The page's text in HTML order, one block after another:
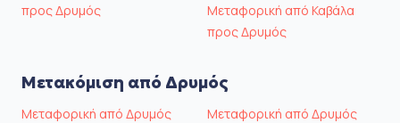
προς Δρυμός
Μεταφορική από Καβάλα
προς Δρυμός
Μετακόμιση από Δρυμός
Μεταφορική από Δρυμός
Μεταφορική από Δρυμός